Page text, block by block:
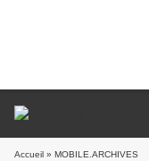
Accueil » MOBILE.ARCHIVES